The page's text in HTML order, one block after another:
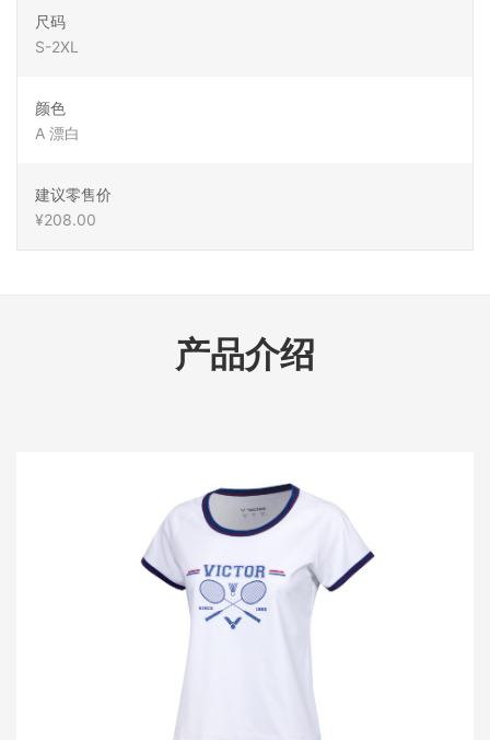
尺码
S-2XL
颜色
A 漂白
建议零售价
¥208.00
产品介绍